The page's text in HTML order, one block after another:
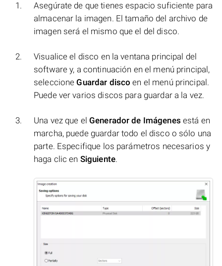
Asegúrate de que tienes espacio suficiente para
almacenar la imagen. El tamaño del archivo de
imagen será el mismo que el del disco.
Visualice el disco en la ventana principal del
software y, a continuación en el menú principal,
seleccioneGuardar disco en el menú principal.
Puede ver varios discos para guardar a la vez.
Una vez que el Generador de Imágenes está en
marcha, puede guardar todo el disco o sólo una
parte. Especifique los parámetros necesarios y
haga clic en Siguiente.